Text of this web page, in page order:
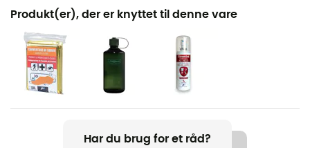
Anbefales til
Vandreture / Rejse
Herre / Dame
Vægt
Produkt(er), der er knyttet til denne vare
Har du brug for et råd?